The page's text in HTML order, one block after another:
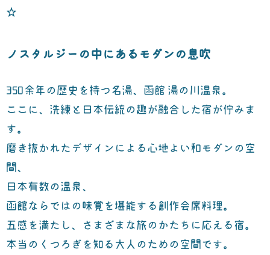
☆
ノスタルジーの中にあるモダンの息吹
350余年の歴史を持つ名湯、函館 湯の川温泉。
ここに、洗練と日本伝統の趣が融合した宿が佇みま
す。
磨き抜かれたデザインによる心地よい和モダンの空
間、
日本有数の温泉、
函館ならではの味覚を堪能する創作会席料理。
五感を満たし、さまざまな旅のかたちに応える宿。
本当のくつろぎを知る大人のための空間です。